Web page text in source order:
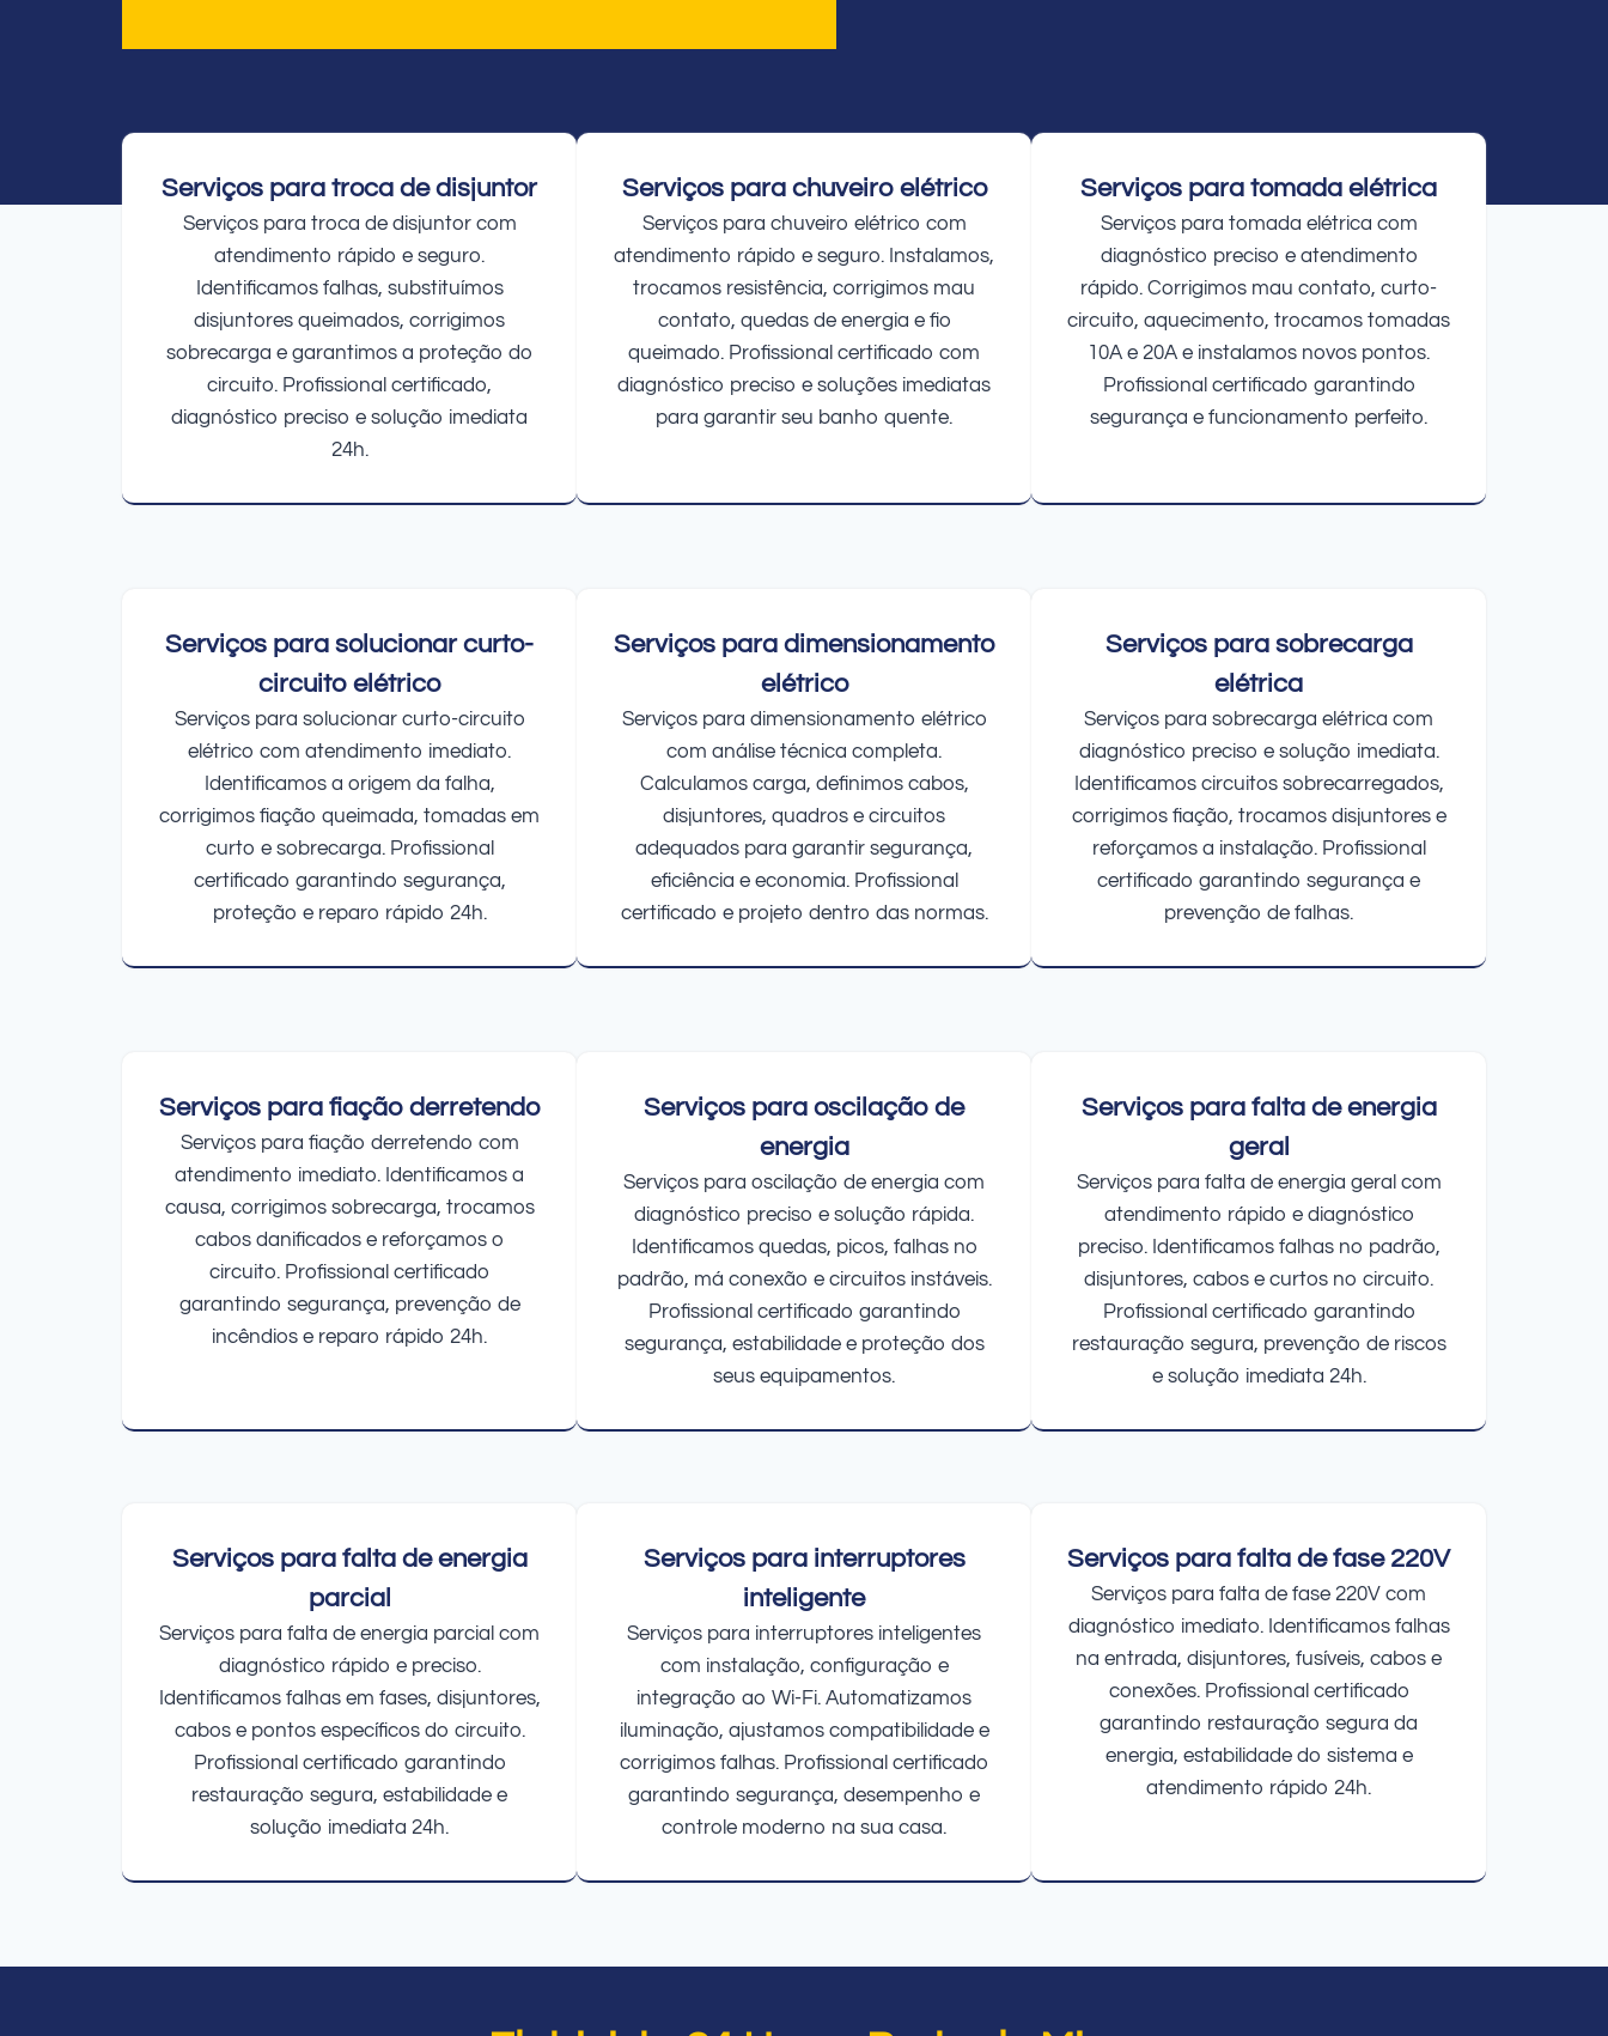
Serviços para troca de disjuntor
Serviços para troca de disjuntor com
atendimento rápido e seguro.
Identificamos falhas, substituímos
disjuntores queimados, corrigimos
sobrecarga e garantimos a proteção do
circuito. Profissional certificado,
diagnóstico preciso e solução imediata
24h.
Serviços para chuveiro elétrico
Serviços para chuveiro elétrico com
atendimento rápido e seguro. Instalamos,
trocamos resistência, corrigimos mau
contato, quedas de energia e fio
queimado. Profissional certificado com
diagnóstico preciso e soluções imediatas
para garantir seu banho quente.
Serviços para tomada elétrica
Serviços para tomada elétrica com
diagnóstico preciso e atendimento
rápido. Corrigimos mau contato, curto-
circuito, aquecimento, trocamos tomadas
10A e 20A e instalamos novos pontos.
Profissional certificado garantindo
segurança e funcionamento perfeito.
Serviços para solucionar curto-
circuito elétrico
Serviços para solucionar curto-circuito
elétrico com atendimento imediato.
Identificamos a origem da falha,
corrigimos fiação queimada, tomadas em
curto e sobrecarga. Profissional
certificado garantindo segurança,
proteção e reparo rápido 24h.
Serviços para dimensionamento
elétrico
Serviços para dimensionamento elétrico
com análise técnica completa.
Calculamos carga, definimos cabos,
disjuntores, quadros e circuitos
adequados para garantir segurança,
eficiência e economia. Profissional
certificado e projeto dentro das normas.
Serviços para sobrecarga
elétrica
Serviços para sobrecarga elétrica com
diagnóstico preciso e solução imediata.
Identificamos circuitos sobrecarregados,
corrigimos fiação, trocamos disjuntores e
reforçamos a instalação. Profissional
certificado garantindo segurança e
prevenção de falhas.
Serviços para fiação derretendo
Serviços para fiação derretendo com
atendimento imediato. Identificamos a
causa, corrigimos sobrecarga, trocamos
cabos danificados e reforçamos o
circuito. Profissional certificado
garantindo segurança, prevenção de
incêndios e reparo rápido 24h.
Serviços para oscilação de
energia
Serviços para oscilação de energia com
diagnóstico preciso e solução rápida.
Identificamos quedas, picos, falhas no
padrão, má conexão e circuitos instáveis.
Profissional certificado garantindo
segurança, estabilidade e proteção dos
seus equipamentos.
Serviços para falta de energia
geral
Serviços para falta de energia geral com
atendimento rápido e diagnóstico
preciso. Identificamos falhas no padrão,
disjuntores, cabos e curtos no circuito.
Profissional certificado garantindo
restauração segura, prevenção de riscos
e solução imediata 24h.
Serviços para falta de energia
parcial
Serviços para falta de energia parcial com
diagnóstico rápido e preciso.
Identificamos falhas em fases, disjuntores,
cabos e pontos específicos do circuito.
Profissional certificado garantindo
restauração segura, estabilidade e
solução imediata 24h.
Serviços para interruptores
inteligente
Serviços para interruptores inteligentes
com instalação, configuração e
integração ao Wi-Fi. Automatizamos
iluminação, ajustamos compatibilidade e
corrigimos falhas. Profissional certificado
garantindo segurança, desempenho e
controle moderno na sua casa.
Serviços para falta de fase 220V
Serviços para falta de fase 220V com
diagnóstico imediato. Identificamos falhas
na entrada, disjuntores, fusíveis, cabos e
conexões. Profissional certificado
garantindo restauração segura da
energia, estabilidade do sistema e
atendimento rápido 24h.